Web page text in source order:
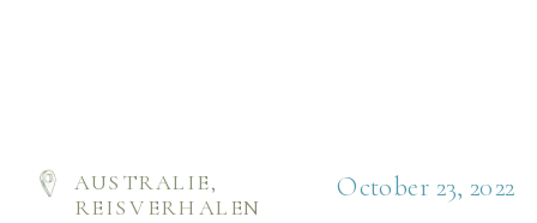
AUSTRALIE,
REISVERHALEN
October 23, 2022